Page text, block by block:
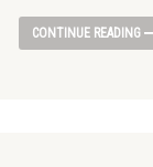
CONTINUE READING